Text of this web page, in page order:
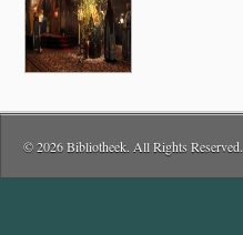
© 2026 Bibliotheek. All Rights Reserved.